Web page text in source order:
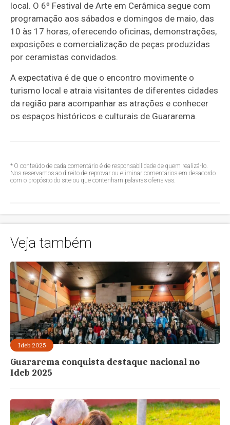
local. O 6º Festival de Arte em Cerâmica segue com
programação aos sábados e domingos de maio, das
10 às 17 horas, oferecendo oficinas, demonstrações,
exposições e comercialização de peças produzidas
por ceramistas convidados.
A expectativa é de que o encontro movimente o
turismo local e atraia visitantes de diferentes cidades
da região para acompanhar as atrações e conhecer
os espaços históricos e culturais de Guararema.
* O conteúdo de cada comentário é de responsabilidade de quem realizá-lo.
Nos reservamos ao direito de reprovar ou eliminar comentários em desacordo
com o propósito do site ou que contenham palavras ofensivas.
Veja também
Ideb 2025
Guararema conquista destaque nacional no
Ideb 2025